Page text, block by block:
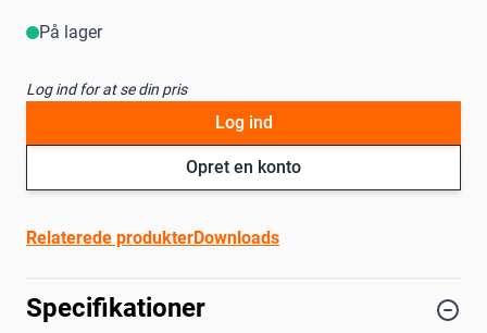
På lager
Log ind for at se din pris
Opret en konto
Log ind
Relaterede produkterDownloads
Specifikationer